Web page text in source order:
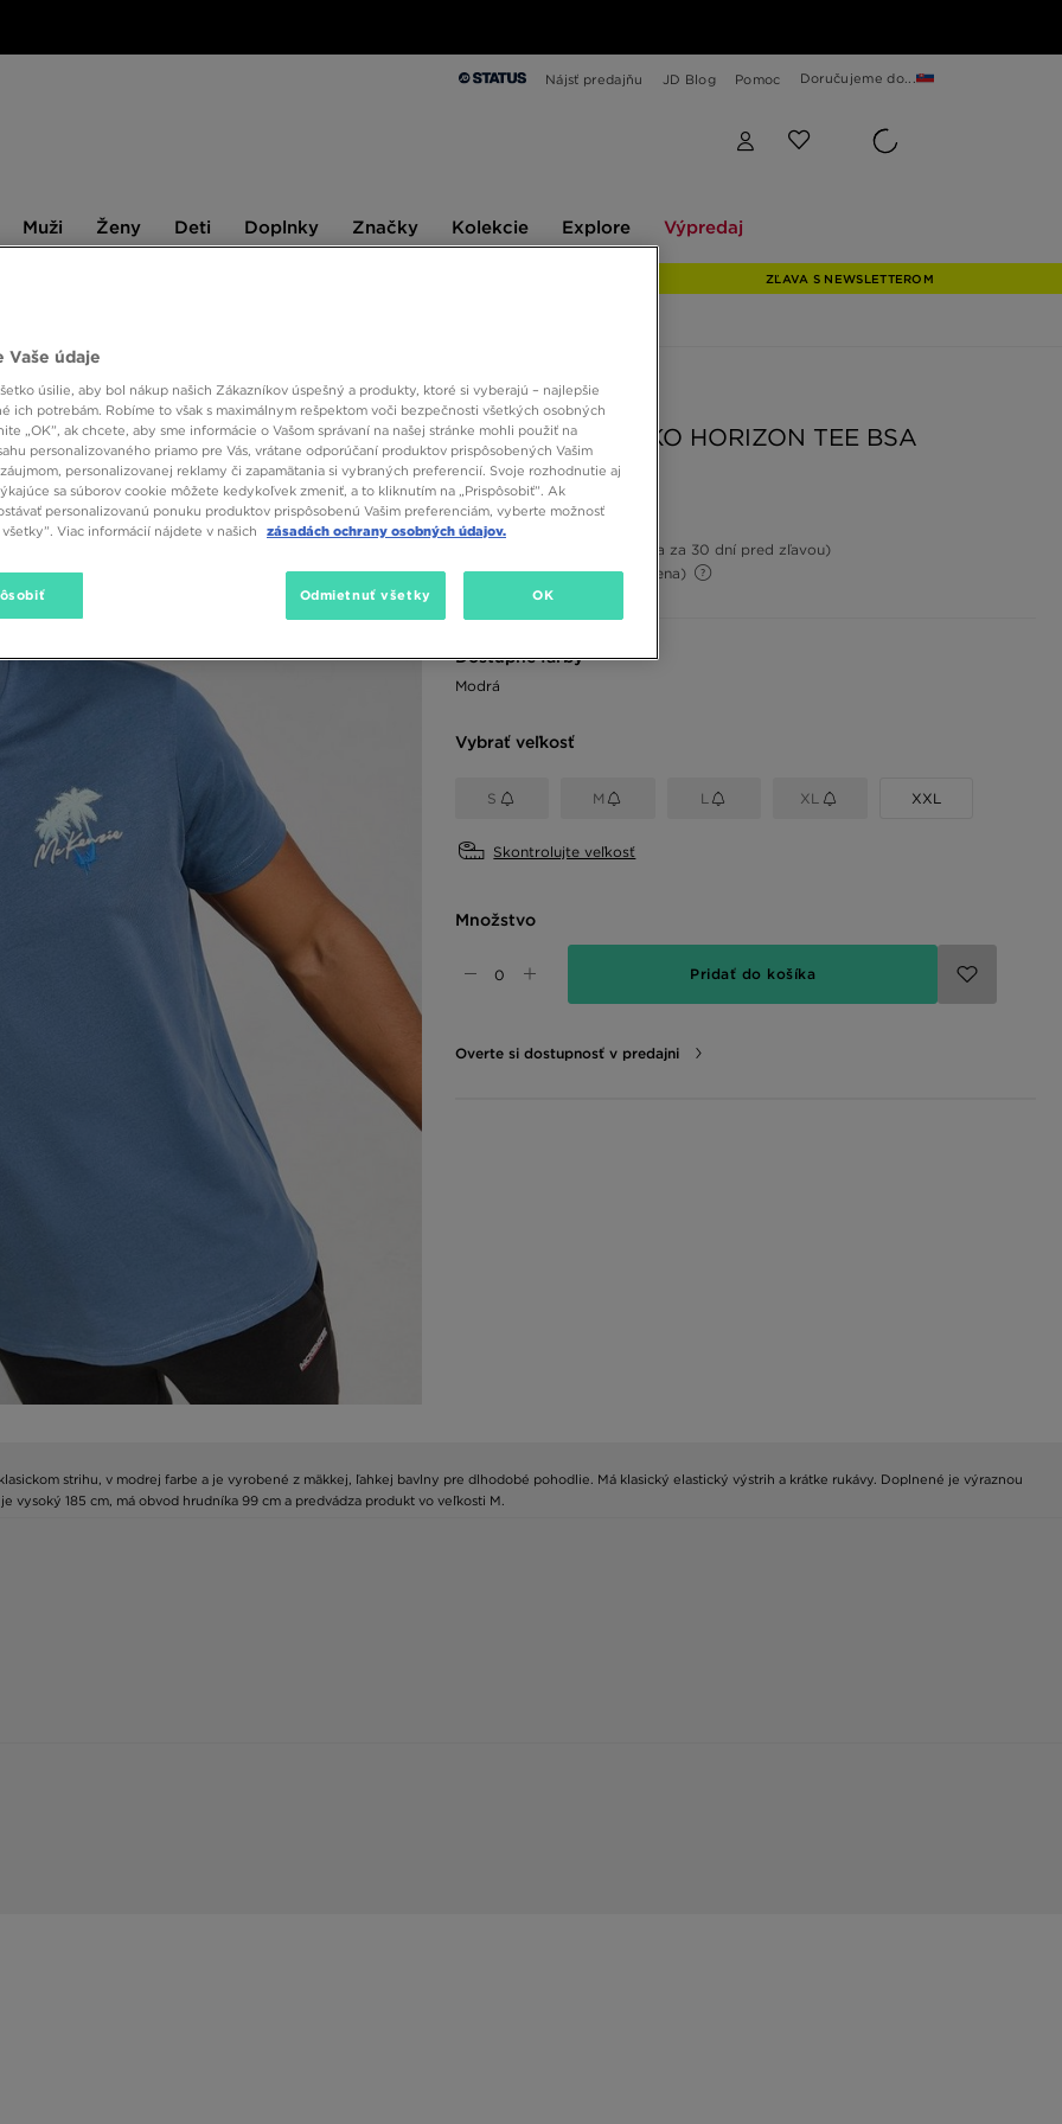
Nájsť predajňu JD Blog Pomoc Doručujeme do...
Muži Ženy Deti Doplnky Značky Kolekcie Explore Výpredaj
ZĽAVA S NEWSLETTEROM
2 X TRIČKO ZA 25 €
MCKENZIE TRIČKO HORIZON TEE BSA
8,00 €
(Najnižšia cena za 30 dní pred zľavou)
18,00 € -56% (Počiatočná cena)
Dostupné farby
Modrá
Vybrať veľkosť
S M L XL XXL
Skontrolujte veľkosť
Množstvo
Pridať do košíka
Overte si dostupnosť v predajni
strihu, v modrej farbe a je vyrobené z mäkkej, ľahkej bavlny pre dlhodobé pohodlie. Má klasický elastický výstrih a krátke rukávy. Doplnené je výraznou
185 cm, má obvod hrudníka 99 cm a predvádza produkt vo veľkosti M.
Vaše údaje
úsilie, aby bol nákup našich Zákazníkov úspešný a produkty, ktoré si vyberajú – najlepšie
ich potrebám. Robíme to však s maximálnym rešpektom voči bezpečnosti všetkých osobných
„OK”, ak chcete, aby sme informácie o Vašom správaní na našej stránke mohli použiť na
personalizovaného priamo pre Vás, vrátane odporúčaní produktov prispôsobených Vašim
personalizovanej reklamy či zapamätania si vybraných preferencií. Svoje rozhodnutie aj
sa súborov cookie môžete kedykoľvek zmeniť, a to kliknutím na „Prispôsobiť”. Ak
personalizovanú ponuku produktov prispôsobenú Vašim preferenciám, vyberte možnosť
Viac informácií nájdete v našich
zásadách ochrany osobných údajov.
Odmietnuť všetky OK